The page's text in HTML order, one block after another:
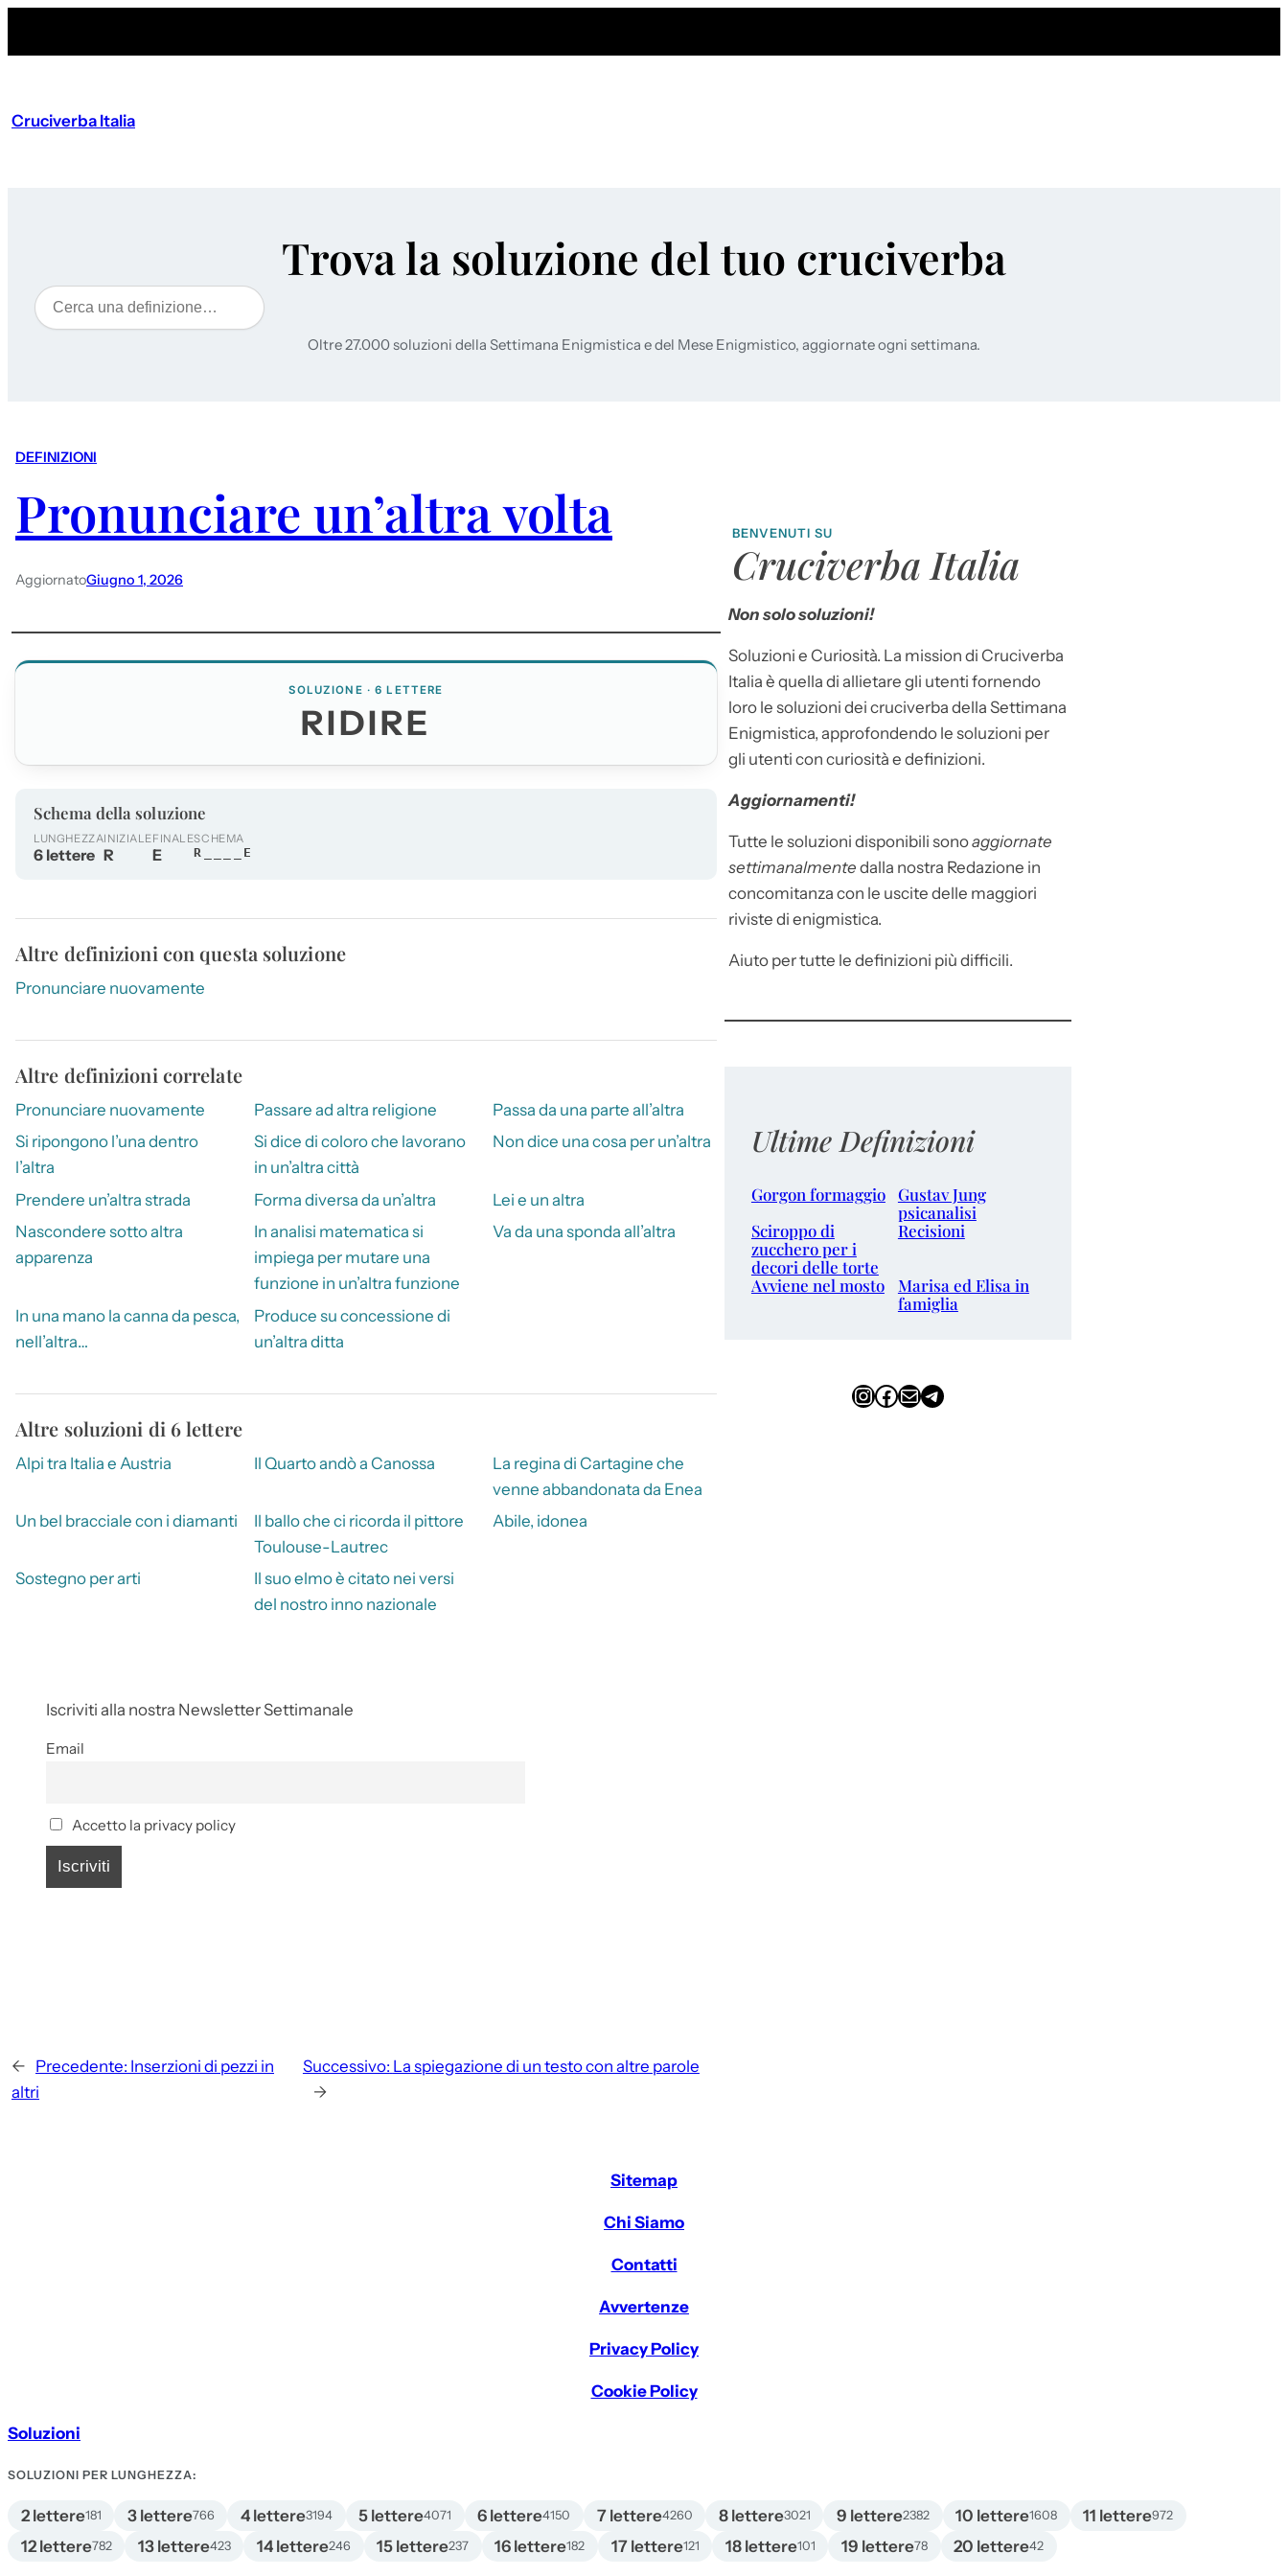
Cruciverba Italia
Trova la soluzione del tuo cruciverba
Cerca
Oltre 27.000 soluzioni della Settimana Enigmistica e del Mese Enigmistico, aggiornate ogni settimana.
DEFINIZIONI
Pronunciare un’altra volta
AggiornatoGiugno 1, 2026
SOLUZIONE · 6 LETTERE
RIDIRE
Schema della soluzione
LUNGHEZZA
6 lettere
INIZIALE
R
FINALE
E
SCHEMA
R____E
Altre definizioni con questa soluzione
Pronunciare nuovamente
Altre definizioni correlate
Pronunciare nuovamente Passare ad altra religione
Passa da una parte all’altra
Si ripongono l’una dentro
l’altra
Si dice di coloro che lavorano
in un’altra città
Non dice una cosa per un’altra
Prendere un’altra strada Forma diversa da un’altra
Lei e un altra
Nascondere sotto altra
apparenza
In analisi matematica si
impiega per mutare una
funzione in un’altra funzione
Va da una sponda all’altra
In una mano la canna da pesca,
nell’altra…
Produce su concessione di
un’altra ditta
Altre soluzioni di 6 lettere
Alpi tra Italia e Austria Il Quarto andò a Canossa
La regina di Cartagine che
venne abbandonata da Enea
Un bel bracciale con i diamanti
Il ballo che ci ricorda il pittore
Toulouse-Lautrec
Abile, idonea
Sostegno per arti
Il suo elmo è citato nei versi
del nostro inno nazionale
Iscriviti alla nostra Newsletter Settimanale
Email
Accetto la privacy policy
← Precedente: Inserzioni di pezzi in
altri
Successivo: La spiegazione di un testo con altre parole
→
BENVENUTI SU
Cruciverba Italia
Non solo soluzioni!
Soluzioni e Curiosità. La mission di Cruciverba
Italia è quella di allietare gli utenti fornendo
loro le soluzioni dei cruciverba della Settimana
Enigmistica, approfondendo le soluzioni per
gli utenti con curiosità e definizioni.
Aggiornamenti!
Tutte le soluzioni disponibili sonoaggiornate
settimanalmente dalla nostra Redazione in
concomitanza con le uscite delle maggiori
riviste di enigmistica.
Aiuto per tutte le definizioni più difficili.
Ultime Definizioni
Gorgon formaggio Gustav Jung
psicanalisi
Sciroppo di
zucchero per i
decori delle torte
Recisioni
Avviene nel mosto
Marisa ed Elisa in
famiglia
InstagramFacebook Email Telegram
Sitemap
Chi Siamo
Contatti
Avvertenze
Privacy Policy
Cookie Policy
Soluzioni
SOLUZIONI PER LUNGHEZZA:
2 lettere181 3 lettere766 4 lettere3194 5 lettere4071 6 lettere4150 7 lettere4260 8 lettere3021 9 lettere2382 10 lettere1608 11 lettere972
12 lettere782 13 lettere423 14 lettere246 15 lettere237 16 lettere182 17 lettere121 18 lettere101 19 lettere78 20 lettere42